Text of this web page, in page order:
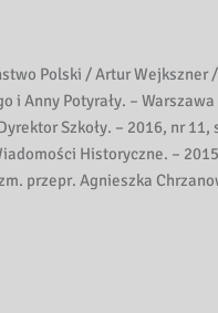
Polski / Artur Wejkszner
Anny Potyrały. –
Szkoły. – 2016, nr 11,
Historyczne. –
przepr. Agnieszka